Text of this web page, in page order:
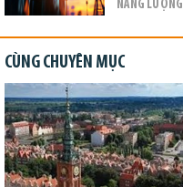
NĂNG LƯỢNG
CÙNG CHUYÊN MỤC